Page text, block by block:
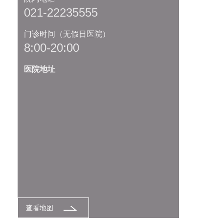
021-22235555
门诊时间（无假日医院）
8:00-20:00
医院地址
查看地图